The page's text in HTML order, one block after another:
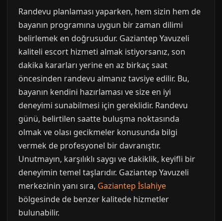
Randevu planlaması yaparken, hem sizin hem de
bayanın programına uygun bir zaman dilimi
belirlemek en doğrusudur. Gaziantep Yavuzeli
kaliteli escort hizmeti almak istiyorsanız, son
dakika kararları yerine en az birkaç saat
öncesinden randevu almanız tavsiye edilir. Bu,
bayanın kendini hazırlaması ve size en iyi
deneyimi sunabilmesi için gereklidir. Randevu
günü, belirtilen saatte buluşma noktasında
olmak ve olası gecikmeler konusunda bilgi
vermek de profesyonel bir davranıştır.
Unutmayın, karşılıklı saygı ve dakiklik, keyifli bir
deneyimin temel taşlarıdır. Gaziantep Yavuzeli
merkezinin yanı sıra, Gaziantep İslahiye
bölgesinde de benzer kalitede hizmetler
bulunabilir.